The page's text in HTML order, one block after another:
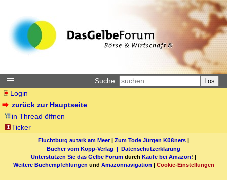
Suche: Los
Login
zurück zur Hauptseite
in Thread öffnen
Ticker
Fluchtburg autark am Meer| Zum Tode Jürgen Küßners |
Bücher vom Kopp-Verlag | Datenschutzerklärung
Unterstützen Sie das Gelbe Forum durch Käufe bei Amazon! |
Weitere Buchempfehlungen und Amazonnavigation | Cookie-Einstellungen